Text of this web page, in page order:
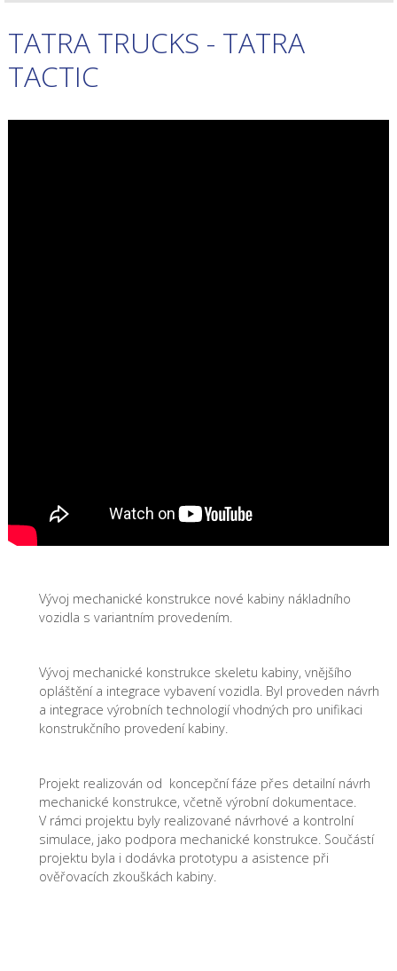
TATRA TRUCKS - TATRA
TACTIC
Vývoj mechanické konstrukce nové kabiny nákladního
vozidla s variantním provedením.
Vývoj mechanické konstrukce skeletu kabiny, vnějšího
opláštění a integrace vybavení vozidla. Byl proveden návrh
a integrace výrobních technologií vhodných pro unifikaci
konstrukčního provedení kabiny.
Projekt realizován od koncepční fáze přes detailní návrh
mechanické konstrukce, včetně výrobní dokumentace.
V rámci projektu byly realizované návrhové a kontrolní
simulace, jako podpora mechanické konstrukce. Součástí
projektu byla i dodávka prototypu a asistence při
ověřovacích zkouškách kabiny.